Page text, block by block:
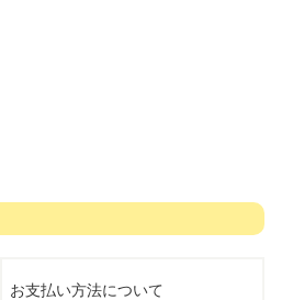
お支払い方法について